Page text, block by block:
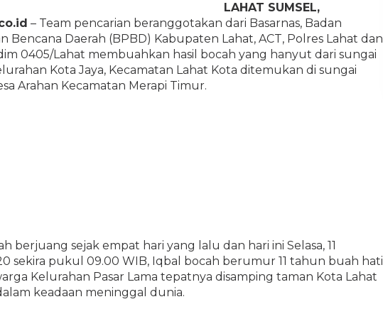
LAHAT SUMSEL,
– Team pencarian beranggotakan dari Basarnas, Badan
Bencana Daerah (BPBD) Kabupaten Lahat, ACT, Polres Lahat dan
0405/Lahat membuahkan hasil bocah yang hanyut dari sungai
Kota Jaya, Kecamatan Lahat Kota ditemukan di sungai
Arahan Kecamatan Merapi Timur.
berjuang sejak empat hari yang lalu dan hari ini Selasa, 11
sekira pukul 09.00 WIB, Iqbal bocah berumur 11 tahun buah hati
Kelurahan Pasar Lama tepatnya disamping taman Kota Lahat
keadaan meninggal dunia.